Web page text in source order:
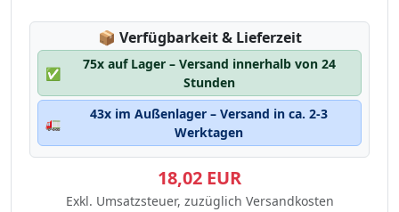
📦 Lagerstatus:
Verfügbarkeit & Lieferzeit
✅
75x auf Lager – Versand innerhalb von 24
Stunden
🚛
43x im Außenlager – Versand in ca. 2-3
Werktagen
18,02 EUR
Exkl. Umsatzsteuer, zuzüglich Versandkosten